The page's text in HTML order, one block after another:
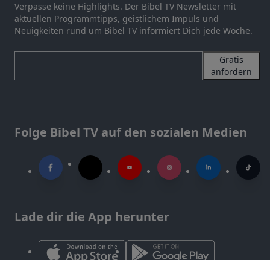
Verpasse keine Highlights. Der Bibel TV Newsletter mit
aktuellen Programmtipps, geistlichem Impuls und
Neuigkeiten rund um Bibel TV informiert Dich jede Woche.
Gratis
anfordern
Folge Bibel TV auf den sozialen Medien
Lade dir die App herunter